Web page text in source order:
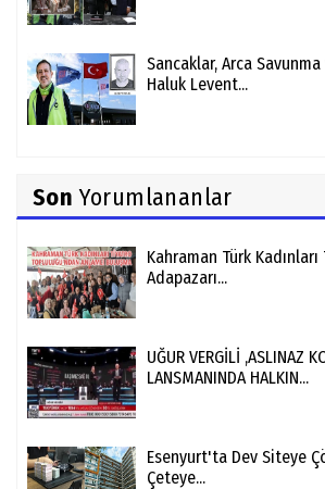
Sancaklar, Arca
Haluk Levent...
Son Yorumlananlar
Kahraman Türk
Adapazarı...
UĞUR VERGİLİ ,ASLINAZ
LANSMANINDA HALKIN...
Esenyurt'ta Dev Siteye
Çeteye...